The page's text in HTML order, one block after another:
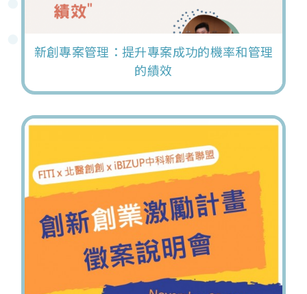
新創專案管理：提升專案成功的機率和管理
的績效